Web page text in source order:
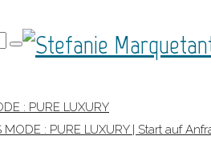
: PURE LUXURY
MODE : PURE LUXURY | Start auf